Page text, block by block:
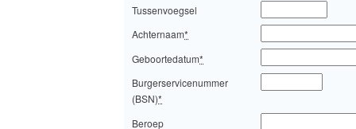
Tussenvoegsel
Achternaam*
Geboortedatum*
Burgerservicenummer
(BSN)*
Beroep